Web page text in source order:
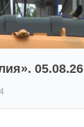
05.08.26